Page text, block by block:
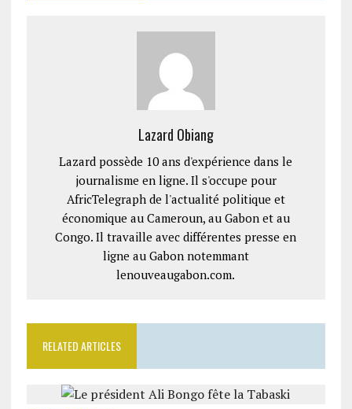
Lazard Obiang
Lazard possède 10 ans d'expérience dans le
journalisme en ligne. Il s'occupe pour
AfricTelegraph de l'actualité politique et
économique au Cameroun, au Gabon et au
Congo. Il travaille avec différentes presse en
ligne au Gabon notemmant
lenouveaugabon.com.
RELATED ARTICLES